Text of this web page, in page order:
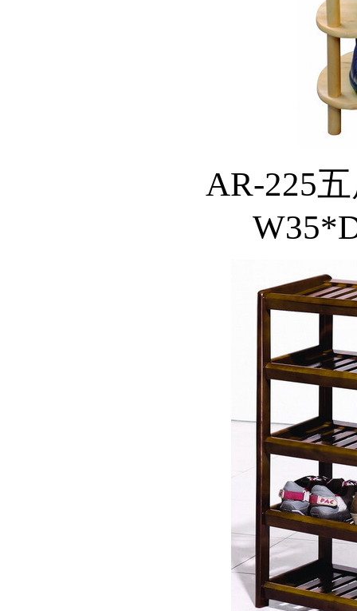
AR-225